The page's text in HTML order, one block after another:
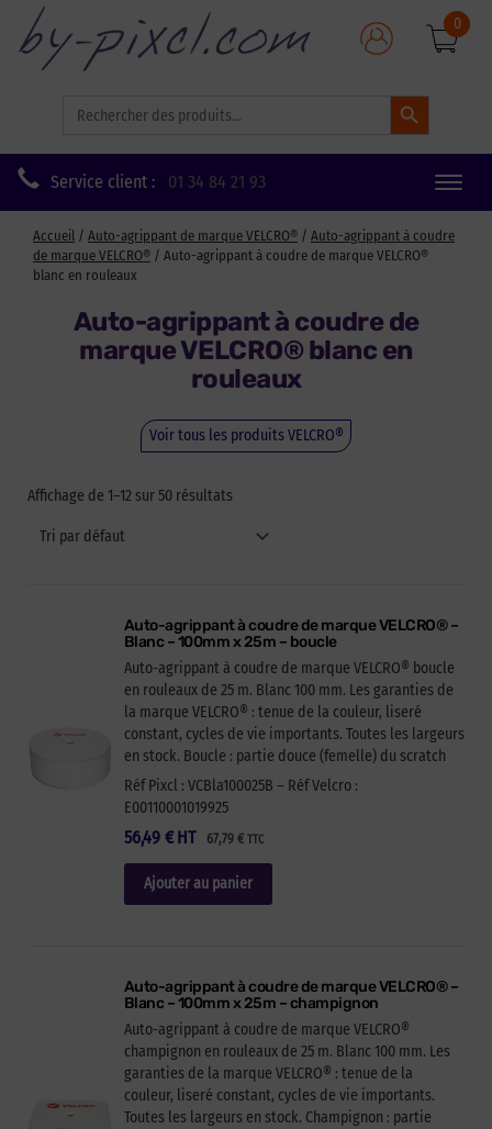
for:
Search Button
0
Service client : 01 34 84 21 93
Toggle
Accueil / Auto-agrippant de marque VELCRO® / Auto-agrippant à coudre
de marque VELCRO® / Auto-agrippant à coudre de marque VELCRO®
blanc en rouleaux
Auto-agrippant à coudre de
marque VELCRO® blanc en
rouleaux
Voir tous les produits VELCRO®
Affichage de 1–12 sur 50 résultats
Auto-agrippant à coudre de marque VELCRO® –
Blanc – 100mm x 25m – boucle
Auto-agrippant à coudre de marque VELCRO® boucle
en rouleaux de 25 m. Blanc 100 mm. Les garanties de
la marque VELCRO® : tenue de la couleur, liseré
constant, cycles de vie importants. Toutes les largeurs
en stock. Boucle : partie douce (femelle) du scratch
Réf Pixcl : VCBla100025B – Réf Velcro :
E00110001019925
56,49 € 67,79 €TTC
HT
Ajouter au panier
Auto-agrippant à coudre de marque VELCRO® –
Blanc – 100mm x 25m – champignon
Auto-agrippant à coudre de marque VELCRO®
champignon en rouleaux de 25 m. Blanc 100 mm. Les
garanties de la marque VELCRO® : tenue de la
couleur, liseré constant, cycles de vie importants.
Toutes les largeurs en stock. Champignon : partie